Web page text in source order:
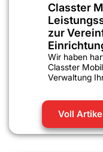
Classter
zur
Wir haben
Classter
Verwaltung
Voll